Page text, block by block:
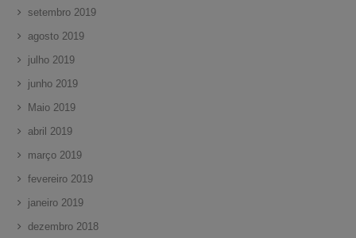
setembro 2019
agosto 2019
julho 2019
junho 2019
Maio 2019
abril 2019
março 2019
fevereiro 2019
janeiro 2019
dezembro 2018